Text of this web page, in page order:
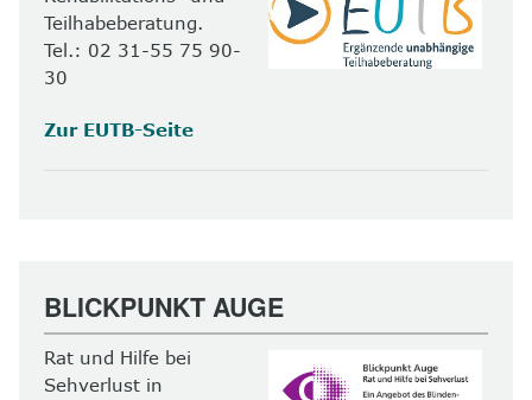
Teilhabeberatung.
Tel.: 02 31-55 75 90-
30
Zur EUTB-Seite
BLICKPUNKT AUGE
Rat und Hilfe bei
Sehverlust in